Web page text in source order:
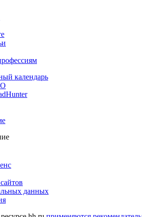
календарь
данных